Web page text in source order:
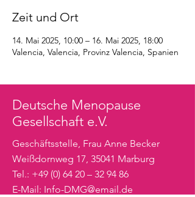
Zeit und Ort
14. Mai 2025, 10:00 – 16. Mai 2025, 18:00
Valencia, Valencia, Provinz Valencia, Spanien
Deutsche Menopause
Gesellschaft e.V.
Geschäftsstelle, Frau Anne Becker
Weißdornweg 17, 35041 Marburg
Tel.: +49 (0) 64 20 – 32 94 86
E-Mail: Info-DMG@email.de